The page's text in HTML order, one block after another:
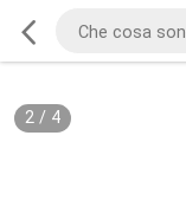
2/ 4